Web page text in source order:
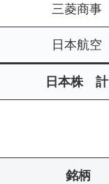
三菱商事
日本航空
日本株 計
銘柄